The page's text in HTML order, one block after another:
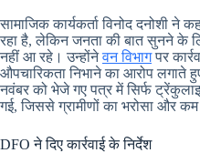
सामाजिक कार्यकर्ता विनोद दनोशी
रहा है, लेकिन जनता की बात सुनने के
नहीं आ रहे। उन्होंनेवन विभागपर
औपचारिकता निभाने का आरोप लगाते हुए
नवंबर को भेजे गए पत्र में सिर्फ
गई, जिससे ग्रामीणों का भरोसा और
DFO ने दिए कार्रवाई के निर्देश